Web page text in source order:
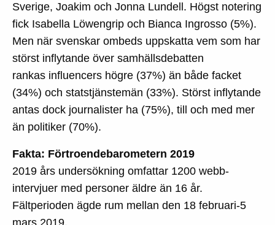
Sverige, Joakim och Jonna Lundell. Högst notering
fick Isabella Löwengrip och Bianca Ingrosso (5%).
Men när svenskar ombeds uppskatta vem som har
störst inflytande över samhällsdebatten
rankas influencers högre (37%) än både facket
(34%) och statstjänstemän (33%). Störst inflytande
antas dock journalister ha (75%), till och med mer
än politiker (70%).
Fakta: Förtroendebarometern 2019
2019 års undersökning omfattar 1200 webb-
intervjuer med personer äldre än 16 år.
Fältperioden ägde rum mellan den 18 februari-5